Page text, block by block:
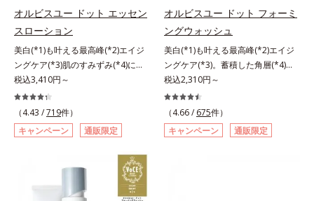
おいの通り道”を作って化粧水のな
じみ感をUP。化粧水前に使うこと
で、普段の化粧水の手ごたえをより
実感できる、しっとり整った肌状態
へ。化粧水前に2プッシュ使うだけ
で、うるおいのすき間にぐんぐん入
り込み、うるおいで満ち満ちたハリ
のある美肌へと整えます。*1 クチ
ナシ果実エキス、ハトムギ種子エキ
ス、ユズ果実エキス、水添レシチ
ン、フィトステロールズ、（Ｃ１２
－２０）アルキルグルコシドの組み
合わせが初（2023年4月 Mintel社デ
ータベースによる当社調べ）*2 う
シリーズは美容成分(*7)として
「G.D.F.アクティベーター(*8)」を
配合。そして、従来から配合してい
る美白(*1)有効成分「トラネキサム
酸」を配合しました。さらに、シリ
ーズ共通の美容成分「GLルートブ
ースター(*9)」を配合することで、
肌のふっくら感や透明感を叶えま
す。美白ケアしながら多角的なエイ
ジングケアが叶うシリーズに。3ス
オルビスユー ドット エッセン
スローション
美白(*1)も叶える最高峰(*2)エイジ
ングケア(*3)肌のすみずみ(*4)にし
みわたるうるおい充満ローション。
ハリも透明感(*5)も結果主義。年齢
サイン(*6)の因子に着目した肌科学
エイジングケア(*3)シリーズ。オル
ビスユー ドットシリーズは、年齢
による肌悩み一つ一つを対処するの
ではなく、肌で起きていることの根
本原因に着目。加齢とともに現れる
年齢サインについて研究を進めたと
税込3,410円～
（4.43 /719件）
キャンペーン
通販限定
オルビスユー ドット フォーミ
ングウォッシュ
美白(*1)も叶える最高峰(*2)エイジ
ングケア(*3)。蓄積した角層(*4)を
絡めとりくすみ(*5)を晴らす高密着
マイルドピーリング(*6)洗顔料。ハ
リも透明感(*7)も結果主義。年齢サ
イン(*8)の因子に着目した肌科学エ
イジングケア(*3)シリーズ。オルビ
税込2,310円～
（4.66 / 675件）
キャンペーン
通販限定